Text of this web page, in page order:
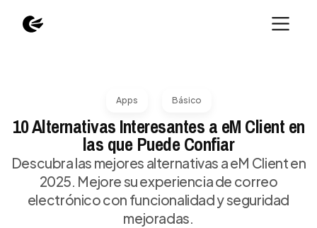
Apps Básico
10 Alternativas Interesantes a eM Client en
las que Puede Confiar
Descubra las mejores alternativas a eM Client en
2025. Mejore su experiencia de correo
electrónico con funcionalidad y seguridad
mejoradas.